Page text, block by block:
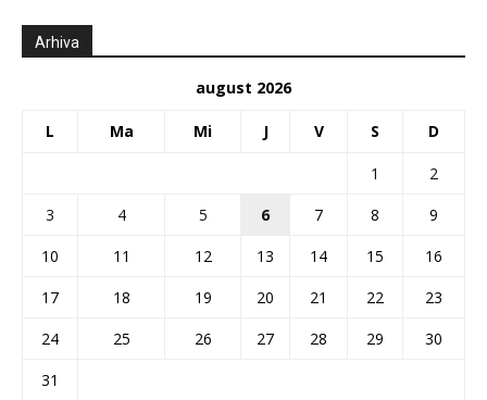
Arhiva
august 2026
L Ma Mi J V S D
1
2
3
4 5 6 7 8
9
10
11 12 13 14 15
16
17
18 19 20 21 22
23
24
25 26 27 28 29
30
31